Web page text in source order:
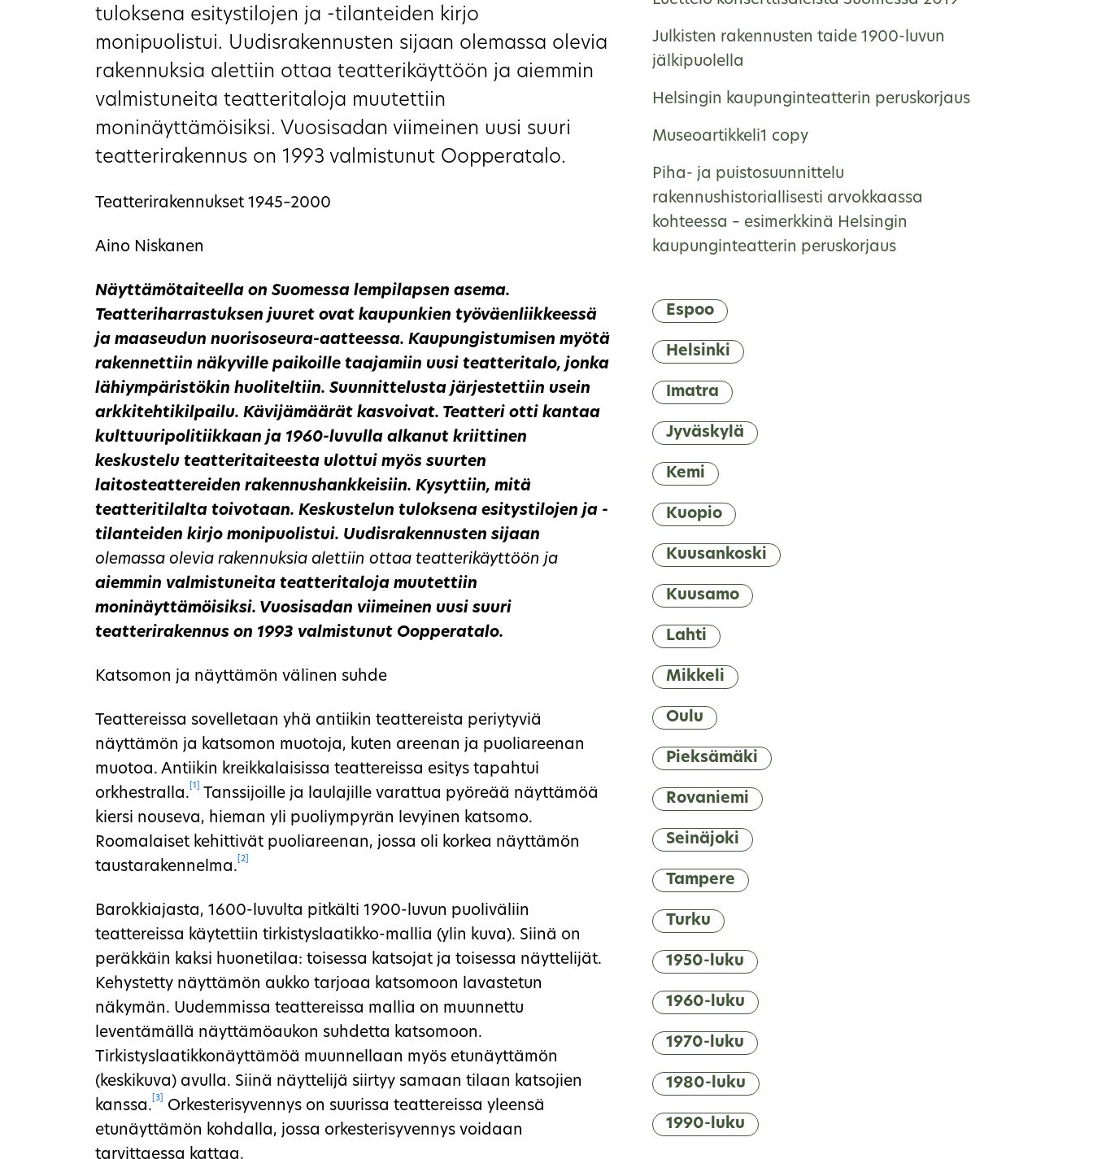
tuloksena esitystilojen ja -tilanteiden kirjo
monipuolistui. Uudisrakennusten sijaan olemassa olevia
rakennuksia alettiin ottaa teatterikäyttöön ja aiemmin
valmistuneita teatteritaloja muutettiin
moninäyttämöisiksi. Vuosisadan viimeinen uusi suuri
teatterirakennus on 1993 valmistunut Oopperatalo.
Teatterirakennukset 1945–2000
Aino Niskanen
Näyttämötaiteella on Suomessa lempilapsen asema.
Teatteriharrastuksen juuret ovat kaupunkien työväenliikkeessä
ja maaseudun nuorisoseura-aatteessa. Kaupungistumisen myötä
rakennettiin näkyville paikoille taajamiin uusi teatteritalo, jonka
lähiympäristökin huoliteltiin. Suunnittelusta järjestettiin usein
arkkitehtikilpailu. Kävijämäärät kasvoivat. Teatteri otti kantaa
kulttuuripolitiikkaan ja 1960-luvulla alkanut kriittinen
keskustelu teatteritaiteesta ulottui myös suurten
laitosteattereiden rakennushankkeisiin. Kysyttiin, mitä
teatteritilalta toivotaan. Keskustelun tuloksena esitystilojen ja -
tilanteiden kirjo monipuolistui. Uudisrakennusten sijaan
olemassa olevia rakennuksia alettiin ottaa teatterikäyttöön ja
aiemmin valmistuneita teatteritaloja muutettiin
moninäyttämöisiksi. Vuosisadan viimeinen uusi suuri
teatterirakennus on 1993 valmistunut Oopperatalo.
Katsomon ja näyttämön välinen suhde
Teattereissa sovelletaan yhä antiikin teattereista periytyviä
näyttämön ja katsomon muotoja, kuten areenan ja puoliareenan
muotoa. Antiikin kreikkalaisissa teattereissa esitys tapahtui
orkhestralla.
[1]
Tanssijoille ja laulajille varattua pyöreää näyttämöä
kiersi nouseva, hieman yli puoliympyrän levyinen katsomo.
Roomalaiset kehittivät puoliareenan, jossa oli korkea näyttämön
taustarakennelma.
[2]
Barokkiajasta, 1600-luvulta pitkälti 1900-luvun puoliväliin
teattereissa käytettiin tirkistyslaatikko-mallia (ylin kuva). Siinä on
peräkkäin kaksi huonetilaa: toisessa katsojat ja toisessa näyttelijät.
Kehystetty näyttämön aukko tarjoaa katsomoon lavastetun
näkymän. Uudemmissa teattereissa mallia on muunnettu
leventämällä näyttämöaukon suhdetta katsomoon.
Tirkistyslaatikkonäyttämöä muunnellaan myös etunäyttämön
(keskikuva) avulla. Siinä näyttelijä siirtyy samaan tilaan katsojien
kanssa.
[3]
Orkesterisyvennys on suurissa teattereissa yleensä
etunäyttämön kohdalla, jossa orkesterisyvennys voidaan
tarvittaessa kattaa.
Julkisten rakennusten taide 1900-luvun
jälkipuolella
Helsingin kaupunginteatterin peruskorjaus
Museoartikkeli1 copy
Piha- ja puistosuunnittelu
rakennushistoriallisesti arvokkaassa
kohteessa – esimerkkinä Helsingin
kaupunginteatterin peruskorjaus
Espoo
Helsinki
Imatra
Jyväskylä
Kemi
Kuopio
Kuusankoski
Kuusamo
Lahti
Mikkeli
Oulu
Pieksämäki
Rovaniemi
Seinäjoki
Tampere
Turku
1950-luku
1960-luku
1970-luku
1980-luku
1990-luku